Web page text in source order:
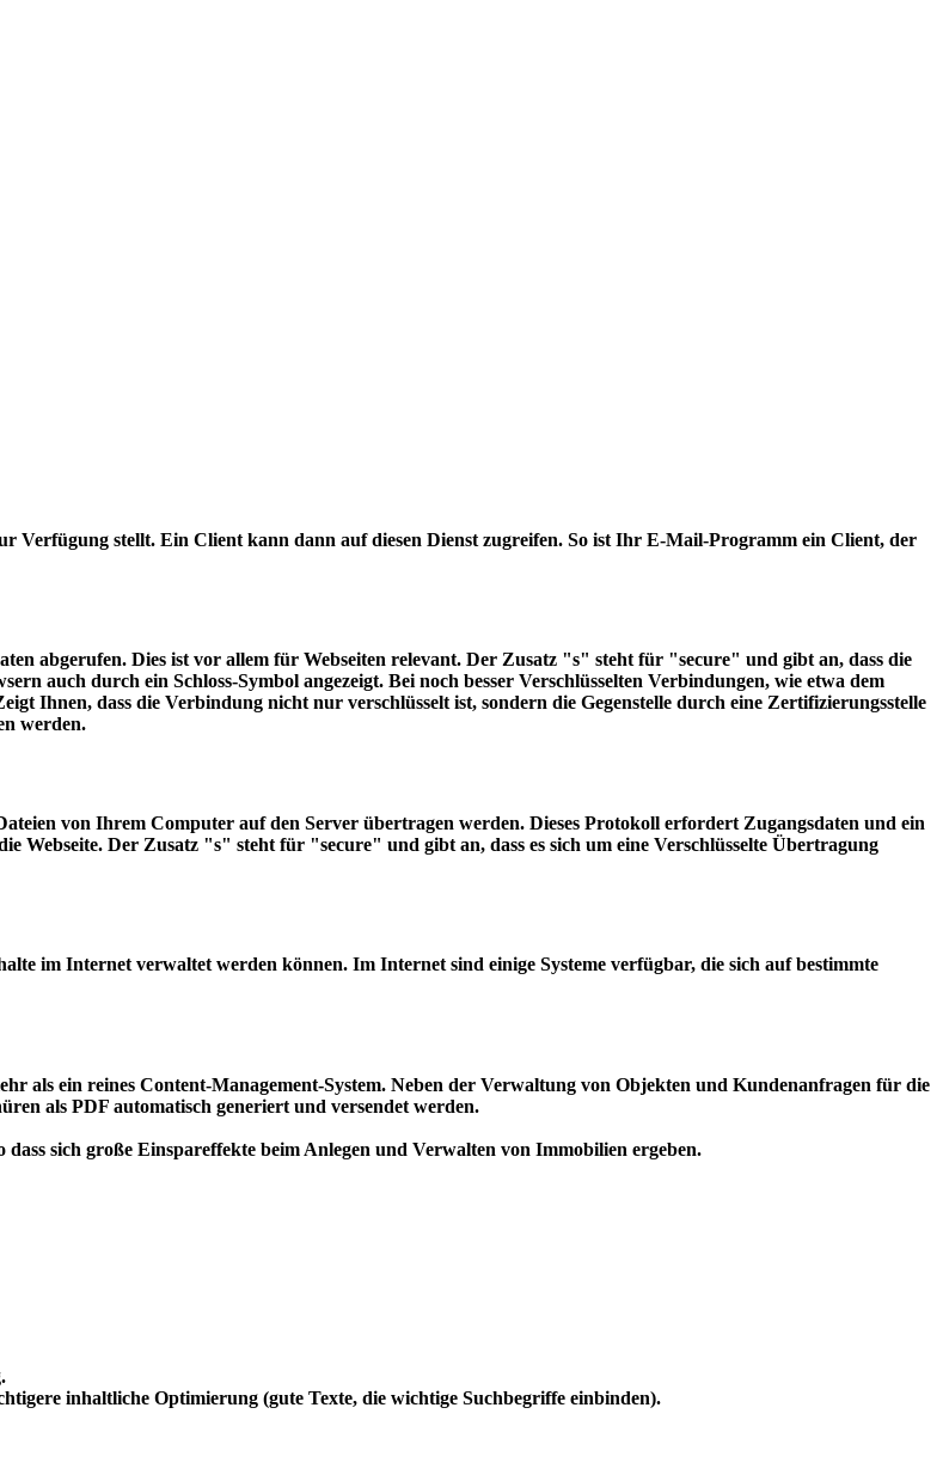
Verfügung stellt. Ein Client kann dann auf diesen Dienst zugreifen. So ist Ihr E-Mail-Programm ein Client, der
abgerufen. Dies ist vor allem für Webseiten relevant. Der Zusatz "s" steht für "secure" und gibt an, dass die
auch durch ein Schloss-Symbol angezeigt. Bei noch besser Verschlüsselten Verbindungen, wie etwa dem
Ihnen, dass die Verbindung nicht nur verschlüsselt ist, sondern die Gegenstelle durch eine Zertifizierungsstelle
werden.
von Ihrem Computer auf den Server übertragen werden. Dieses Protokoll erfordert Zugangsdaten und ein
Webseite. Der Zusatz "s" steht für "secure" und gibt an, dass es sich um eine Verschlüsselte Übertragung
im Internet verwaltet werden können. Im Internet sind einige Systeme verfügbar, die sich auf bestimmte
als ein reines Content-Management-System. Neben der Verwaltung von Objekten und Kundenanfragen für die
als PDF automatisch generiert und versendet werden.
sich große Einspareffekte beim Anlegen und Verwalten von Immobilien ergeben.
inhaltliche Optimierung (gute Texte, die wichtige Suchbegriffe einbinden).